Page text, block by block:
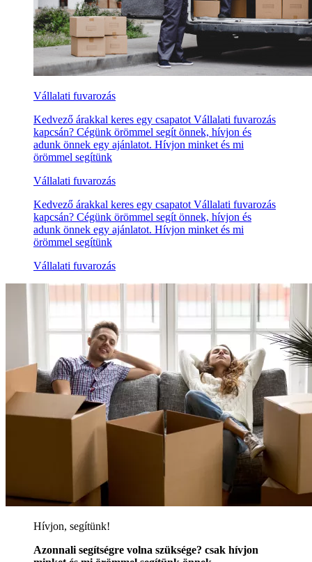
Vállalati fuvarozás
Kedvező árakkal keres egy csapatot Vállalati fuvarozás
kapcsán? Cégünk örömmel segít önnek, hívjon és
adunk önnek egy ajánlatot. Hívjon minket és mi
örömmel segítünk
Vállalati fuvarozás
Kedvező árakkal keres egy csapatot Vállalati fuvarozás
kapcsán? Cégünk örömmel segít önnek, hívjon és
adunk önnek egy ajánlatot. Hívjon minket és mi
örömmel segítünk
Vállalati fuvarozás
Hívjon, segítünk!
Azonnali segítségre volna szüksége? csak hívjon